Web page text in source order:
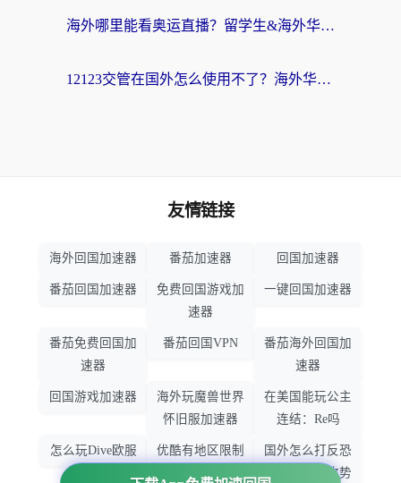
海外哪里能看奥运直播？留学生&海外华人必看的体育赛事观赛终极指南
12123交管在国外怎么使用不了？海外华人必看的无缝访问国内资源指南
友情链接
海外回国加速器 番茄加速器 回国加速器
番茄回国加速器
免费回国游戏加
速器
一键回国加速器
番茄免费回国加
速器
番茄回国VPN
番茄海外回国加
速器
回国游戏加速器
海外玩魔兽世界
怀旧服加速器
在美国能玩公主
连结：Re吗
怎么玩Dive欧服
优酷有地区限制
吗
国外怎么打反恐
精英：全球攻势